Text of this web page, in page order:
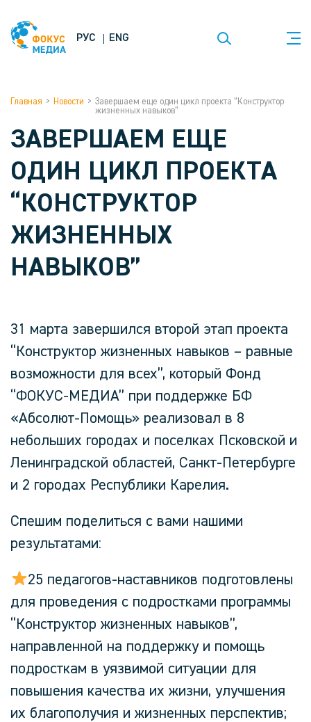
РУС ENG
Главная > Новости > Завершаем еще один цикл проекта “Конструктор
жизненных навыков”
ЗАВЕРШАЕМ ЕЩЕ
ОДИН ЦИКЛ ПРОЕКТА
“КОНСТРУКТОР
ЖИЗНЕННЫХ
НАВЫКОВ”
31 марта завершился второй этап проекта
“Конструктор жизненных навыков – равные
возможности для всех”, который Фонд
“ФОКУС-МЕДИА” при поддержке БФ
«Абсолют-Помощь» реализовал в 8
небольших городах и поселках Псковской и
Ленинградской областей, Санкт-Петербурге
и 2 городах Республики Карелия.
Спешим поделиться с вами нашими
результатами:
25 педагогов-наставников подготовлены
для проведения с подростками программы
“Конструктор жизненных навыков”,
направленной на поддержку и помощь
подросткам в уязвимой ситуации для
повышения качества их жизни, улучшения
их благополучия и жизненных перспектив;